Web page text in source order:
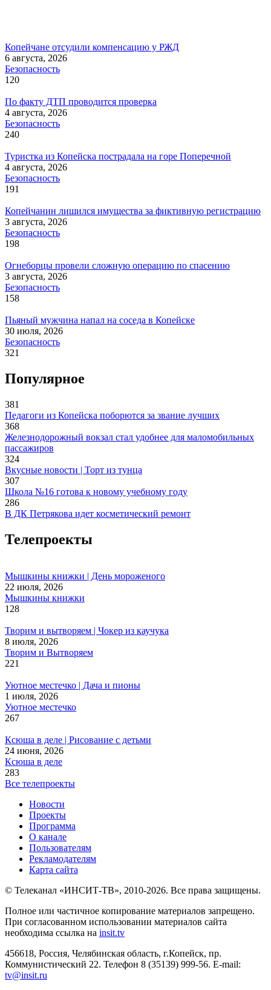
Копейчане отсудили компенсацию у РЖД
6 августа, 2026
Безопасность
120
По факту ДТП проводится проверка
4 августа, 2026
Безопасность
240
Туристка из Копейска пострадала на горе Поперечной
4 августа, 2026
Безопасность
191
Копейчанин лишился имущества за фиктивную регистрацию
3 августа, 2026
Безопасность
198
Огнеборцы провели сложную операцию по спасению
3 августа, 2026
Безопасность
158
Пьяный мужчина напал на соседа в Копейске
30 июля, 2026
Безопасность
321
Популярное
381
Педагоги из Копейска поборются за звание лучших
368
Железнодорожный вокзал стал удобнее для маломобильных
пассажиров
324
Вкусные новости | Торт из тунца
307
Школа №16 готова к новому учебному году
286
В ДК Петрякова идет косметический ремонт
Телепроекты
Мышкины книжки | День мороженого
22 июля, 2026
Мышкины книжки
128
Творим и вытворяем | Чокер из каучука
8 июля, 2026
Творим и Вытворяем
221
Уютное местечко | Дача и пионы
1 июля, 2026
Уютное местечко
267
Ксюша в деле | Рисование с детьми
24 июня, 2026
Ксюша в деле
283
Все телепроекты
Новости
Проекты
Программа
О канале
Пользователям
Рекламодателям
Карта сайта
© Телеканал «ИНСИТ-ТВ», 2010-2026. Все права защищены.
Полное или частичное копирование материалов запрещено.
При согласованном использовании материалов сайта
необходима ссылка на insit.tv
456618, Россия, Челябинская область, г.Копейск, пр.
Коммунистический 22. Телефон 8 (35139) 999-56. E-mail:
tv@insit.ru